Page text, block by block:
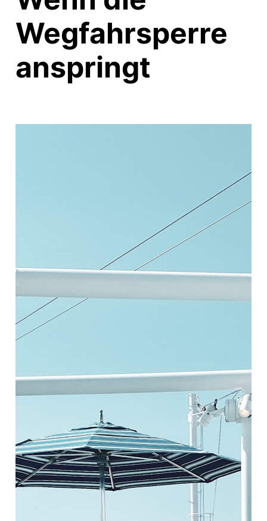
Wegfahrsperre
anspringt